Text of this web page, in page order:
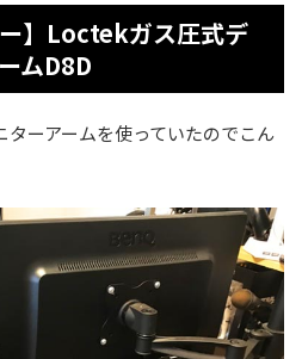
ー】Loctekガス圧式デ
ムD8D
ーアームを使っていたのでこん